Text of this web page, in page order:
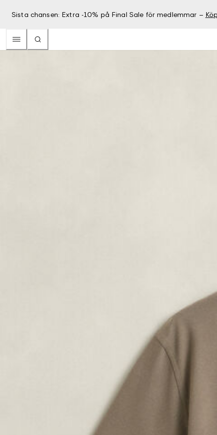
Sista chansen: Extra -10% på Final Sale för medlemmar –